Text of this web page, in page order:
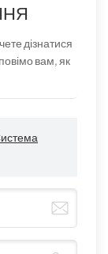
дізнатися
вам, як